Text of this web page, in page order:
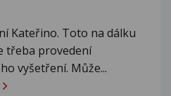
Kateřino. Toto na dálku
třeba provedení
vyšetření. Může...